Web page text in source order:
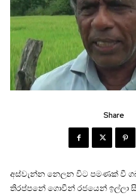
Share
අස්වැන්න නෙලන විට පමණක් වී
තිරප්පනේ ගොවීන් රජයෙන් ඉල්ලා